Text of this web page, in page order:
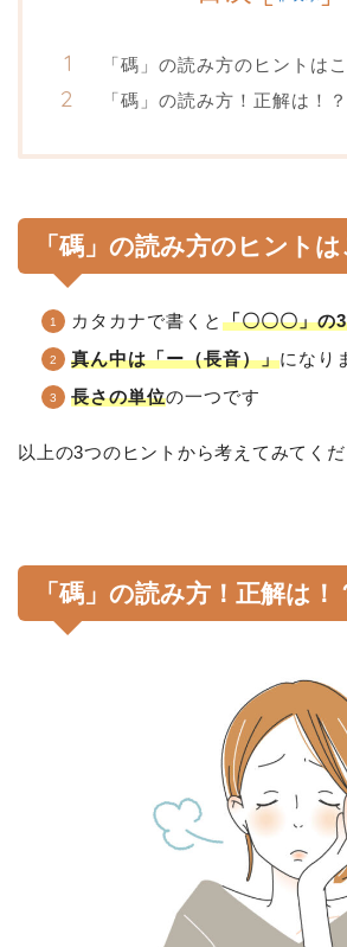
「碼」の読み方のヒントは
「碼」の読み方！正解は！？
「碼」の読み方のヒント
カタカナで書くと 「〇〇〇」の
真ん中は「ー（長音）」になり
長さの単位の一つです
以上の3つのヒントから考えてみてくだ
「碼」の読み方！正解は！